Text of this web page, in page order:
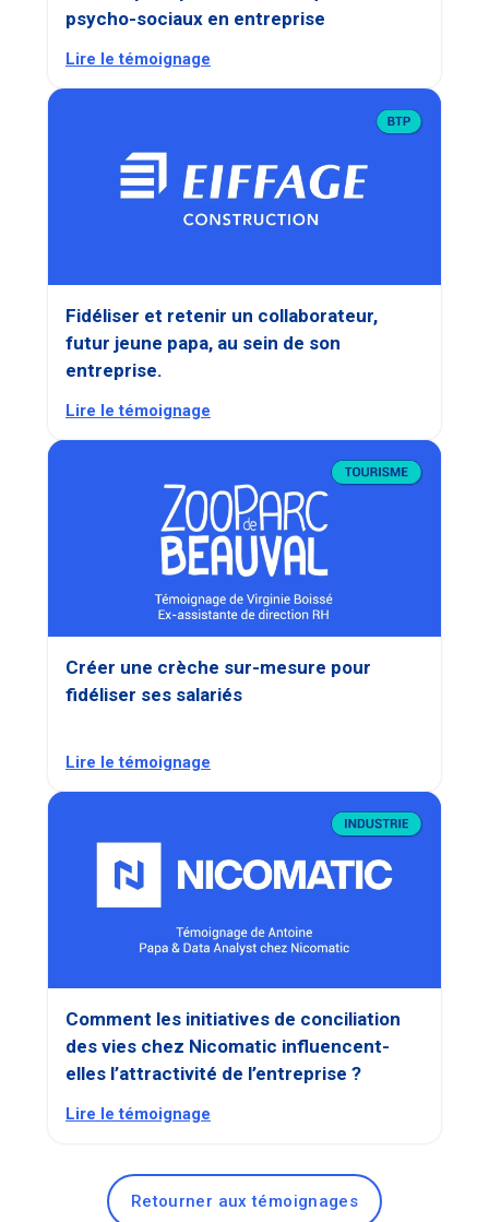
psycho-sociaux en entreprise
Lire le témoignage
Fidéliser et retenir un collaborateur,
futur jeune papa, au sein de son
entreprise.
Lire le témoignage
Créer une crèche sur-mesure pour
fidéliser ses salariés
Lire le témoignage
Comment les initiatives de conciliation
des vies chez Nicomatic influencent-
elles l’attractivité de l’entreprise ?
Lire le témoignage
Retourner aux témoignages